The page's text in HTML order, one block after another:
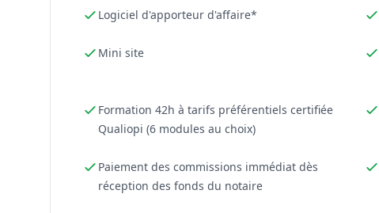
Logiciel d'apporteur d'affaire*
Mini site
Formation 42h à tarifs préférentiels certifiée
Qualiopi (6 modules au choix)
Paiement des commissions immédiat dès
réception des fonds du notaire